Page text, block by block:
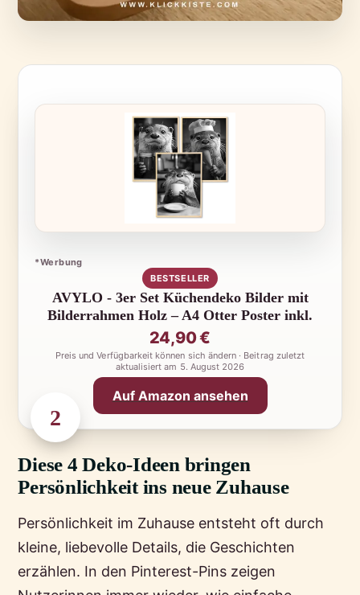
2
Diese 4 Deko-Ideen bringen
Persönlichkeit ins neue Zuhause
Persönlichkeit im Zuhause entsteht oft durch
kleine, liebevolle Details, die Geschichten
erzählen. In den Pinterest-Pins zeigen
*Werbung
BESTSELLER
AVYLO - 3er Set Küchendeko Bilder mit
Bilderrahmen Holz – A4 Otter Poster inkl.
24,90 €
Preis und Verfügbarkeit können sich ändern · Beitrag zuletzt
aktualisiert am 5. August 2026
Auf Amazon ansehen